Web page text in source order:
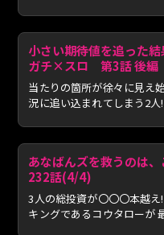
小さい期待値を追った
ガチ×スロ 第3話 後編
当たりの箇所が徐々に見え
況に追い込まれてしまう2
あなばんズを救うのは
232話(4/4)
3人の総投資が〇〇〇本越
キングであるコウタローが